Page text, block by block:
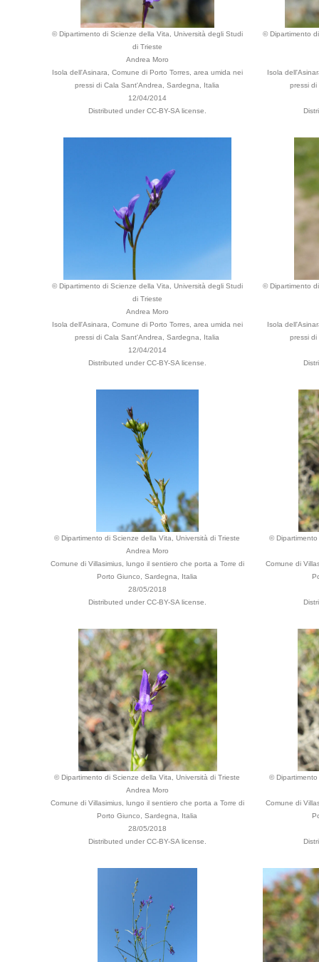
© Dipartimento di Scienze della Vita, Università degli Studi
di Trieste
Andrea Moro
Isola dell'Asinara, Comune di Porto Torres, area umida nei
pressi di Cala Sant'Andrea, Sardegna, Italia
12/04/2014
Distributed under CC-BY-SA license.
© Dipartimento
Isola
pressi
© Dipartimento di Scienze della Vita, Università degli Studi
di Trieste
Andrea Moro
Isola dell'Asinara, Comune di Porto Torres, area umida nei
pressi di Cala Sant'Andrea, Sardegna, Italia
12/04/2014
Distributed under CC-BY-SA license.
© Dipartimento
Isola
pressi
© Dipartimento di Scienze della Vita, Università di Trieste
Andrea Moro
Comune di Villasimius, lungo il sentiero che porta a Torre di
Porto Giunco, Sardegna, Italia
28/05/2018
Distributed under CC-BY-SA license.
©
Comune di
© Dipartimento di Scienze della Vita, Università di Trieste
Andrea Moro
Comune di Villasimius, lungo il sentiero che porta a Torre di
Porto Giunco, Sardegna, Italia
28/05/2018
Distributed under CC-BY-SA license.
©
Comune di